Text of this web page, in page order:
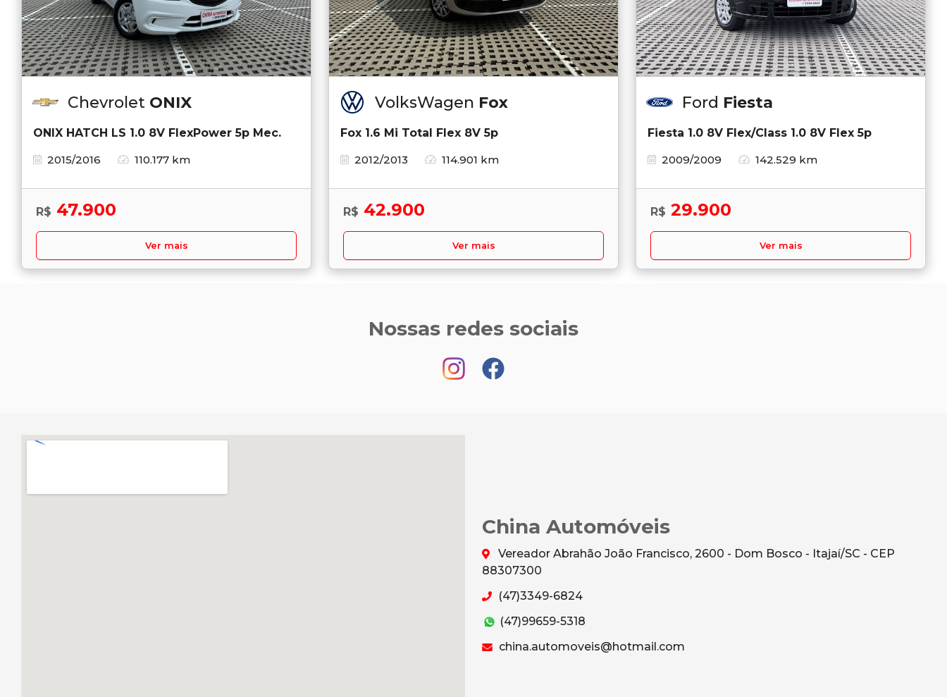
Chevrolet ONIX
ONIX HATCH LS 1.0 8V FlexPower 5p Mec.
2015/2016
110.177 km
R$ 47.900
Ver mais
VolksWagen Fox
Fox 1.6 Mi Total Flex 8V 5p
2012/2013
114.901 km
R$ 42.900
Ver mais
Ford Fiesta
Fiesta 1.0 8V Flex/Class 1.0 8V Flex 5p
2009/2009
142.529 km
R$ 29.900
Ver mais
Nossas redes sociais
China Automóveis
Vereador Abrahão João Francisco, 2600 - Dom Bosco - Itajaí/SC - CEP
88307300
(47)3349-6824
(47)99659-5318
china.automoveis@hotmail.com